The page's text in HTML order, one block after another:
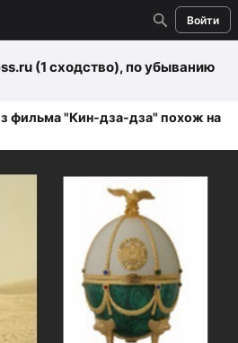
Войти
👍
авторизация
(1 сходство), по убыванию
фильма "Кин-дза-дза" похож на